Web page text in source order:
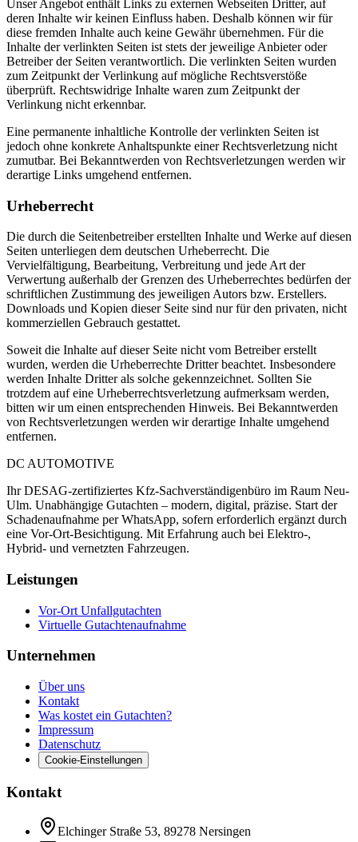
Unser Angebot enthält Links zu externen Webseiten Dritter, auf
deren Inhalte wir keinen Einfluss haben. Deshalb können wir für
diese fremden Inhalte auch keine Gewähr übernehmen. Für die
Inhalte der verlinkten Seiten ist stets der jeweilige Anbieter oder
Betreiber der Seiten verantwortlich. Die verlinkten Seiten wurden
zum Zeitpunkt der Verlinkung auf mögliche Rechtsverstöße
überprüft. Rechtswidrige Inhalte waren zum Zeitpunkt der
Verlinkung nicht erkennbar.
Eine permanente inhaltliche Kontrolle der verlinkten Seiten ist
jedoch ohne konkrete Anhaltspunkte einer Rechtsverletzung nicht
zumutbar. Bei Bekanntwerden von Rechtsverletzungen werden wir
derartige Links umgehend entfernen.
Urheberrecht
Die durch die Seitenbetreiber erstellten Inhalte und Werke auf diesen
Seiten unterliegen dem deutschen Urheberrecht. Die
Vervielfältigung, Bearbeitung, Verbreitung und jede Art der
Verwertung außerhalb der Grenzen des Urheberrechtes bedürfen der
schriftlichen Zustimmung des jeweiligen Autors bzw. Erstellers.
Downloads und Kopien dieser Seite sind nur für den privaten, nicht
kommerziellen Gebrauch gestattet.
Soweit die Inhalte auf dieser Seite nicht vom Betreiber erstellt
wurden, werden die Urheberrechte Dritter beachtet. Insbesondere
werden Inhalte Dritter als solche gekennzeichnet. Sollten Sie
trotzdem auf eine Urheberrechtsverletzung aufmerksam werden,
bitten wir um einen entsprechenden Hinweis. Bei Bekanntwerden
von Rechtsverletzungen werden wir derartige Inhalte umgehend
entfernen.
DC AUTOMOTIVE
Ihr DESAG-zertifiziertes Kfz-Sachverständigenbüro im Raum Neu-
Ulm. Unabhängige Gutachten – modern, digital, präzise. Start der
Schadenaufnahme per WhatsApp, sofern erforderlich ergänzt durch
eine Vor-Ort-Besichtigung. Mit Erfahrung auch bei Elektro-,
Hybrid- und vernetzten Fahrzeugen.
Leistungen
Vor-Ort Unfallgutachten
Virtuelle Gutachtenaufnahme
Unternehmen
Über uns
Kontakt
Was kostet ein Gutachten?
Impressum
Datenschutz
Cookie-Einstellungen
Kontakt
Elchinger Straße 53, 89278 Nersingen